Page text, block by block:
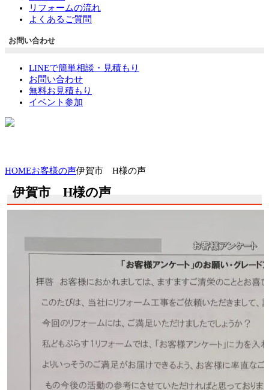
リフォームの流れ
よくあるご質問
お問い合わせ
LINEで簡単相談・見積もり
お問い合わせ
無料お見積もり
イベント参加
HOMEお客様の声伊賀市 H様の声
伊賀市 H様の声